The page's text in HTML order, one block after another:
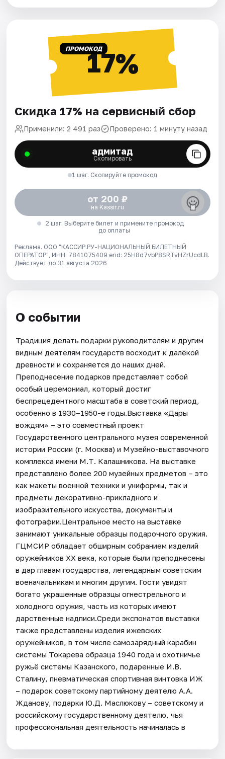
ПРОМОКОД17%
Скидка 17% на сервисный сбор
Применили: 2 491 раз Проверено: 1 минуту назад
адмитад
Скопировать
1 шаг. Скопируйте промокод
от 200 ₽
на Kassir.ru
2 шаг. Выберите билет и примените промокод
до оплаты
Реклама. ООО "КАССИР.РУ-НАЦИОНАЛЬНЫЙ БИЛЕТНЫЙ
ОПЕРАТОР", ИНН: 7841075409 erid: 25H8d7vbP8SRTvHZrUcdLB.
Действует до 31 августа 2026
О событии
Традиция делать подарки руководителям и другим
видным деятелям государств восходит к далёкой
древности и сохраняется до наших дней.
Преподнесение подарков представляет собой
особый церемониал, который достиг
беспрецедентного масштаба в советский период,
особенно в 1930–1950-е годы.Выставка «Дары
вождям» – это совместный проект
Государственного центрального музея современной
истории России (г. Москва) и Музейно-выставочного
комплекса имени М.Т. Калашникова. На выставке
представлено более 200 музейных предметов – это
как макеты военной техники и униформы, так и
предметы декоративно-прикладного и
изобразительного искусства, документы и
фотографии.Центральное место на выставке
занимают уникальные образцы подарочного оружия.
ГЦМСИР обладает обширным собранием изделий
оружейников ХХ века, которые были преподнесены
в дар главам государства, легендарным советским
военачальникам и многим другим. Гости увидят
богато украшенные образцы огнестрельного и
холодного оружия, часть из которых имеют
дарственные надписи.Среди экспонатов выставки
также представлены изделия ижевских
оружейников, в том числе самозарядный карабин
системы Токарева образца 1940 года и охотничье
ружьё системы Казанского, подаренные И.В.
Сталину, пневматическая спортивная винтовка ИЖ
– подарок советскому партийному деятелю А.А.
Жданову, подарки Ю.Д. Маслюкову – советскому и
российскому государственному деятелю, чья
профессиональная деятельность начиналась в